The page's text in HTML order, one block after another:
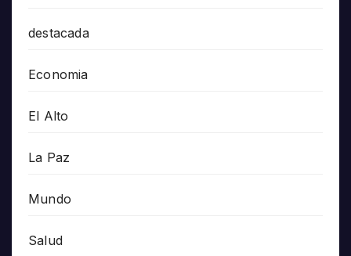
destacada
Economia
El Alto
La Paz
Mundo
Salud